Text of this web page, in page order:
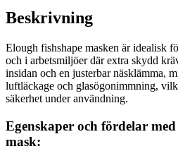
Beskrivning
Elough fishshape masken är idealisk
och i arbetsmiljöer där extra skydd
insidan och en justerbar näsklämma,
luftläckage och glasögonimmning,
säkerhet under användning.
Egenskaper och fördelar
mask: